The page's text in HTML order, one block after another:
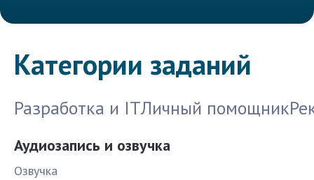
Категории заданий
Разработка и ITЛичный помощник
Аудиозапись и озвучка
Озвучка